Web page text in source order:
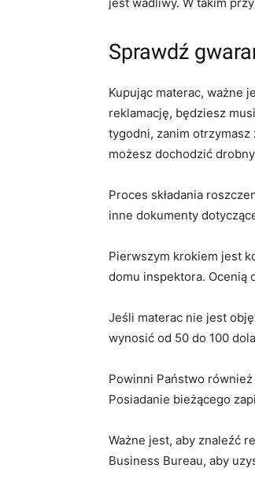
jest wadliwy. W takim
Sprawdź
Kupując materac, ważne
reklamację, będziesz
tygodni, zanim
możesz dochodzić
Proces składania
inne dokumenty
Pierwszym krokiem jest
domu inspektora. Ocenią
Jeśli materac nie jest
wynosić od 50 do 100
Powinni Państwo
Posiadanie bieżącego
Ważne jest, aby znaleźć
Business Bureau, aby